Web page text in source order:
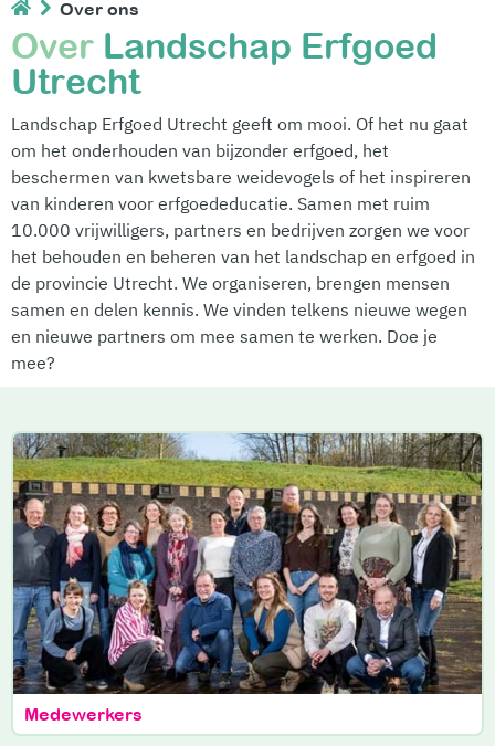
Over ons
Over Landschap Erfgoed
Utrecht
Landschap Erfgoed Utrecht geeft om mooi. Of het nu gaat
om het onderhouden van bijzonder erfgoed, het
beschermen van kwetsbare weidevogels of het inspireren
van kinderen voor erfgoededucatie. Samen met ruim
10.000 vrijwilligers, partners en bedrijven zorgen we voor
het behouden en beheren van het landschap en erfgoed in
de provincie Utrecht. We organiseren, brengen mensen
samen en delen kennis. We vinden telkens nieuwe wegen
en nieuwe partners om mee samen te werken. Doe je
mee?
Medewerkers